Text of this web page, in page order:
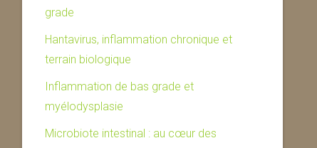
grade
Hantavirus, inflammation chronique et
terrain biologique
Inflammation de bas grade et
myélodysplasie
Microbiote intestinal : au cœur des